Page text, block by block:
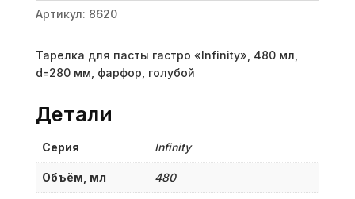
Артикул: 8620
Тарелка для пасты гастро «Infinity», 480 мл,
d=280 мм, фарфор, голубой
Детали
Серия Infinity
Объём, мл 480